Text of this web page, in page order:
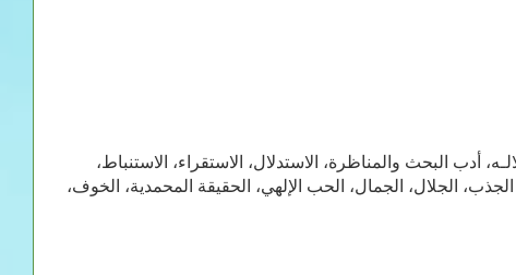
جلالـه، أدب البحث والمناظرة، الاستدلال، الاستقراء، الاستنباط،
الجذب، الجلال، الجمال، الحب الإلهي، الحقيقة المحمدية، الخوف،